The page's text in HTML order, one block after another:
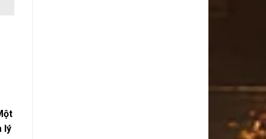
lý